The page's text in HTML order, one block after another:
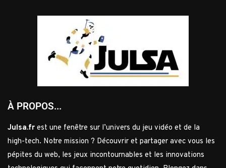
À PROPOS...
Julsa.fr est une fenêtre sur l’univers du jeu vidéo et de la
high-tech. Notre mission ? Découvrir et partager avec vous les
pépites du web, les jeux incontournables et les innovations